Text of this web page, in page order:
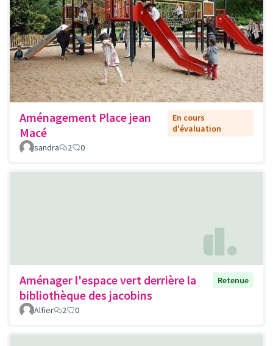
Aménagement Place jean
Macé
En cours
d'évaluation
sandra
2 0
Aménager l'espace vert derrière la
bibliothèque des jacobins
Retenue
Alfier 2 0